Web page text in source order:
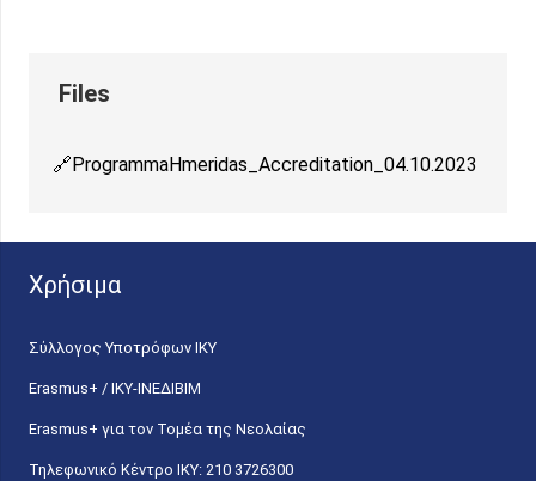
ProgrammaHmeridas_Accreditation_04.10.2023
Χρήσιμα
Σύλλογος Υποτρόφων ΙΚΥ
Erasmus+ / ΙΚΥ-ΙΝΕΔΙΒΙΜ
Erasmus+ για τον Τομέα της Νεολαίας
Τηλεφωνικό Κέντρο IKY: 210 3726300